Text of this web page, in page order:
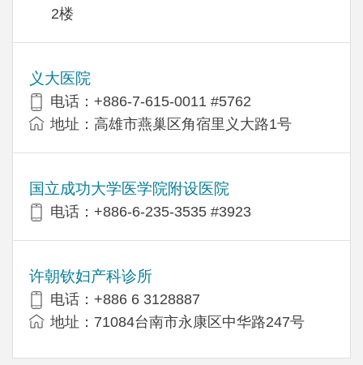
2楼
义大医院
电话：+886-7-615-0011 #5762
地址：高雄市燕巢区角宿里义大路1号
国立成功大学医学院附设医院
电话：+886-6-235-3535 #3923
许朝钦妇产科诊所
电话：+886 6 3128887
地址：71084台南市永康区中华路247号